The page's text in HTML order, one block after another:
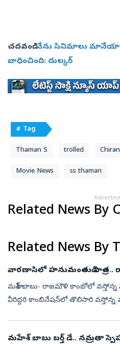
చదవండి:నేను సినిమాలు
బాధించింది: దుల్కర్‌
# Tag
Thaman S trolled
Movie News ss thaman
Related News By
Related News By
వారణాసిలో హనుమంతుడి పాత్ర..
మహేశ్ బాబు- రాజమౌళి కాంబోలో
వీరిద్దరి కాంబినేషన్‌లో తొలిసారి
మహేశ్ బాబు బర్త్‌ డే.. నమ్రతా